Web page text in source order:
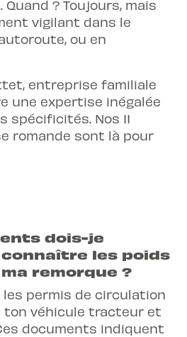
? Toujours, mais
vigilant dans le
ou en
entreprise familiale
une expertise inégalée
spécificités. Nos 11
romande sont là pour
dois-je
les poids
remorque ?
permis de circulation
ton véhicule tracteur et
documents indiquent